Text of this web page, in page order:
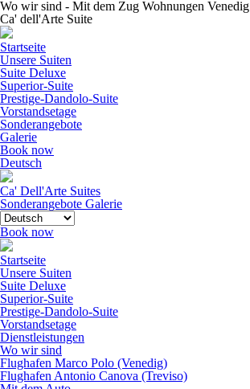
Wo wir sind - Mit dem Zug Wohnungen Venedig
Ca' dell'Arte Suite
Startseite
Unsere Suiten
Suite Deluxe
Superior-Suite
Prestige-Dandolo-Suite
Vorstandsetage
Sonderangebote
Galerie
Book now
Deutsch
Ca' Dell'Arte Suites
Sonderangebote Galerie
Book now
Startseite
Unsere Suiten
Suite Deluxe
Superior-Suite
Prestige-Dandolo-Suite
Vorstandsetage
Dienstleistungen
Wo wir sind
Flughafen Marco Polo (Venedig)
Flughafen Antonio Canova (Treviso)